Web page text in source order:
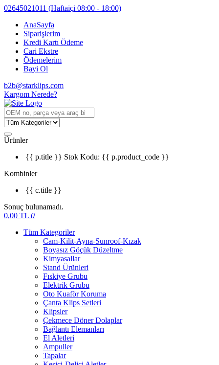
02645021011 (Haftaiçi 08:00 - 18:00)
AnaSayfa
Siparişlerim
Kredi Kartı Ödeme
Cari Ekstre
Ödemelerim
Bayi Ol
b2b@starklips.com
Kargom Nerede?
Ürünler
{{ p.title }} Stok Kodu: {{ p.product_code }}
Kombinler
{{ c.title }}
Sonuç bulunamadı.
0,00 TL 0
Tüm Kategoriler
Cam-Kilit-Ayna-Sunroof-Kızak
Boyasız Göçük Düzeltme
Kimyasallar
Stand Ürünleri
Fıskiye Grubu
Elektrik Grubu
Oto Kuaför Koruma
Çanta Klips Setleri
Klipsler
Çekmece Döner Dolaplar
Bağlantı Elemanları
El Aletleri
Ampuller
Tapalar